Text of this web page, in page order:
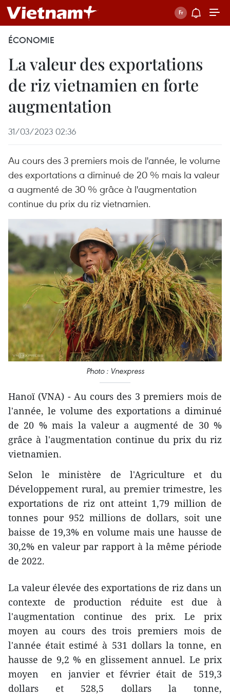
ÉCONOMIE
La valeur des exportations
de riz vietnamien en forte
augmentation
31/03/2023 02:36
Au cours des 3 premiers mois de l'année, le volume
des exportations a diminué de 20 % mais la valeur
a augmenté de 30 % grâce à l'augmentation
continue du prix du riz vietnamien. ​
Photo : Vnexpress
Hanoï (VNA) - Au cours des 3 premiers mois de
l'année, le volume des exportations a diminué
de 20 % mais la valeur a augmenté de 30 %
grâce à l'augmentation continue du prix du riz
vietnamien.
Selon le ministère de l'Agriculture et du
Développement rural, au premier trimestre, les
exportations de riz ont atteint 1,79 million de
tonnes pour 952 millions de dollars, soit une
baisse de 19,3% en volume mais une hausse de
30,2% en valeur par rapport à la même période
de 2022.
La valeur élevée des exportations de riz dans un
contexte de production réduite est due à
l'augmentation continue des prix. Le prix
moyen au cours des trois premiers mois de
l'année était estimé à 531 dollars la tonne, en
hausse de 9,2 % en glissement annuel. Le prix
moyen en janvier et février était de 519,3
dollars et 528,5 dollars la tonne,